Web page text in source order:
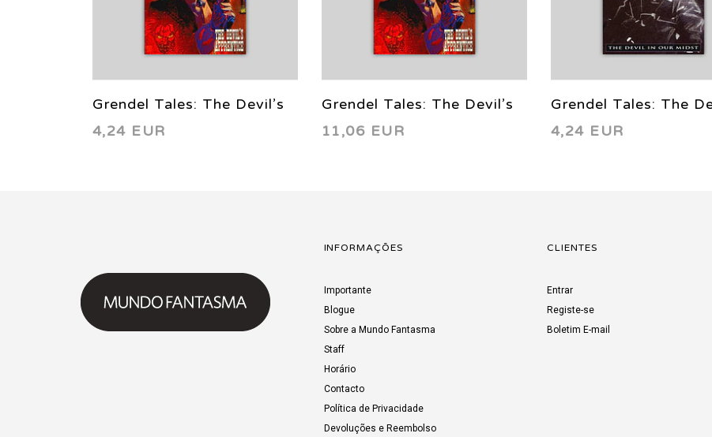
Grendel Tales: The Devil’s
Apprentice 1 1997
4,24 EUR
Grendel Tales: The Devil’s
Apprentice (complete
11,06 EUR
Grendel Tales: The
Our Midst 3 1994
4,24 EUR
INFORMAÇÕES
Importante
Blogue
Sobre a Mundo Fantasma
Staff
Horário
Contacto
Política de Privacidade
Devoluções e Reembolso
CLIENTES
Entrar
Registe-se
Boletim E-mail